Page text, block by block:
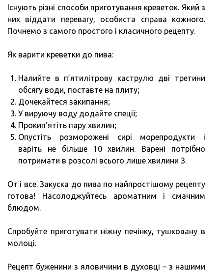
Існують різні способи приготування креветок. Який з
них віддати перевагу, особиста справа кожного.
Почнемо з самого простого і класичного рецепту.
Як варити креветки до пива:
Налийте в п’ятилітрову каструлю дві третини
обсягу води, поставте на плиту;
Дочекайтеся закипання;
У вируючу воду додайте спеції;
Прокип’ятіть пару хвилин;
Опустіть розморожені сирі морепродукти і
варіть не більше 10 хвилин. Варені потрібно
потримати в розсолі всього лише хвилини 3.
От і все. Закуска до пива по найпростішому рецепту
готова! Насолоджуйтесь ароматним і смачним
блюдом.
Спробуйте приготувати ніжну печінку, тушковану в
молоці.
Рецепт буженини з яловичини в духовці – з нашими